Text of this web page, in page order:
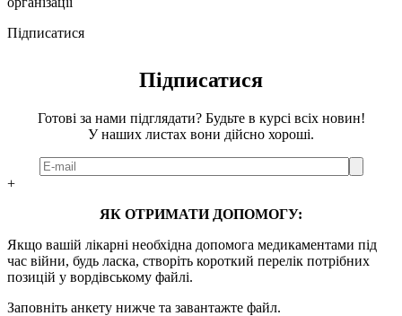
Підписатися
Підписатися
Готові за нами підглядати? Будьте в курсі всіх новин!
У наших листах вони дійсно хороші.
+
ЯК ОТРИМАТИ ДОПОМОГУ:
Якщо вашій лікарні необхідна допомога медикаментами під
час війни, будь ласка, створіть короткий перелік потрібних
позицій у вордівському файлі.
Заповніть анкету нижче та завантажте файл.